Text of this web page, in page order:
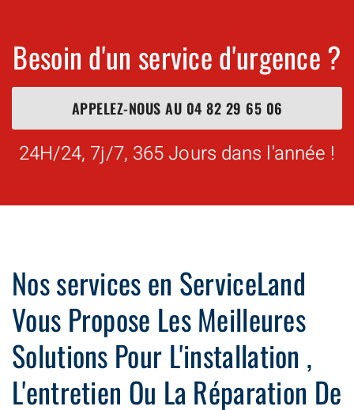
Besoin d'un service d'urgence ?
APPELEZ-NOUS AU 04 82 29 65 06
24H/24, 7j/7, 365 Jours dans l'année !
Nos services en ServiceLand
Vous Propose Les Meilleures
Solutions Pour L'installation ,
L'entretien Ou La Réparation De